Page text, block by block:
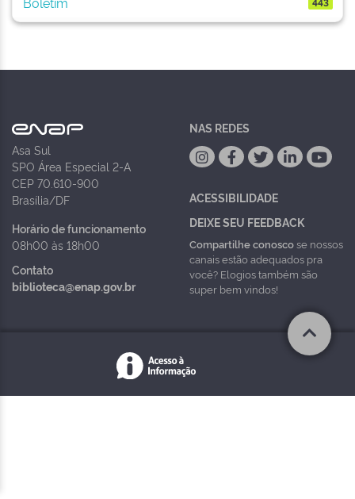
Asa Sul
SPO Área Especial 2-A
CEP 70.610-900
Brasília/DF
Horário de funcionamento
08h00 às 18h00
Contato
biblioteca@enap.gov.br
NAS REDES
ACESSIBILIDADE
DEIXE SEU FEEDBACK
Compartilhe conoscose nossos
canais estão adequados pra
você? Elogios também são
super bem vindos!